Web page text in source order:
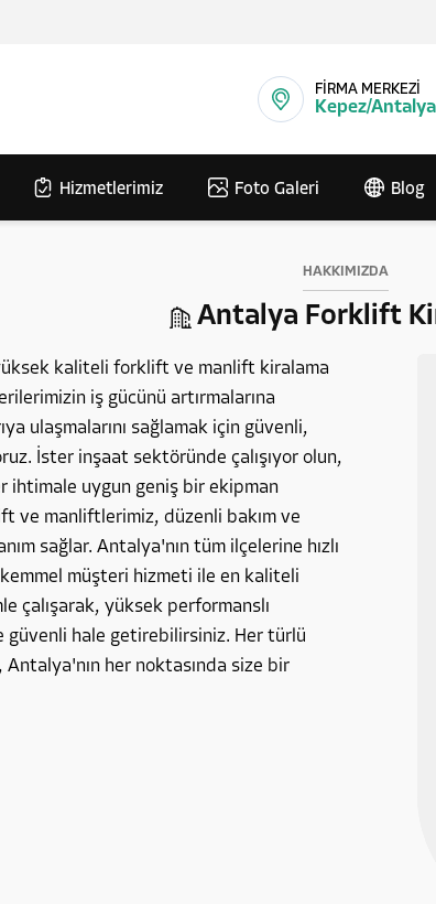
FİRMA MERKEZİ
Kepez/Antalya
Hizmetlerimiz Foto Galeri Blog
HAKKIMIZDA
Antalya Forklift
kaliteli forklift ve manlift kiralama
iş gücünü artırmalarına
ulaşmalarını sağlamak için güvenli,
İster inşaat sektöründe çalışıyor olun,
ihtimale uygun geniş bir ekipman
ve manliftlerimiz, düzenli bakım ve
sağlar. Antalya'nın tüm ilçelerine hızlı
müşteri hizmeti ile en kaliteli
çalışarak, yüksek performanslı
hale getirebilirsiniz. Her türlü
her noktasında size bir